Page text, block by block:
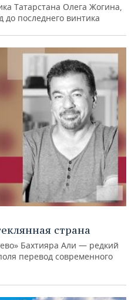
Татарстана Олега Жогина,
до последнего винтика
страна
Бахтияра Али — редкий
перевод современного